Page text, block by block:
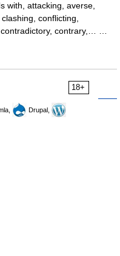
with, attacking, averse,
conflicting,
contradictory, contrary,… …
18+
Drupal,